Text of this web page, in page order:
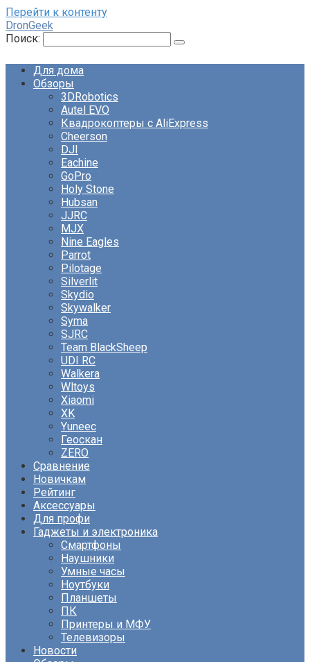
Перейти к контенту
DronGeek
Поиск:
Для дома
Обзоры
3DRobotics
Autel EVO
Квадрокоптеры с AliExpress
Cheerson
DJI
Eachine
GoPro
Holy Stone
Hubsan
JJRC
MJX
Nine Eagles
Parrot
Pilotage
Silverlit
Skydio
Skywalker
Syma
SJRC
Team BlackSheep
UDI RC
Walkera
Wltoys
Xiaomi
XK
Yuneec
Геоскан
ZERO
Сравнение
Новичкам
Рейтинг
Аксессуары
Для профи
Гаджеты и электроника
Смартфоны
Наушники
Умные часы
Ноутбуки
Планшеты
ПК
Принтеры и МФУ
Телевизоры
Новости